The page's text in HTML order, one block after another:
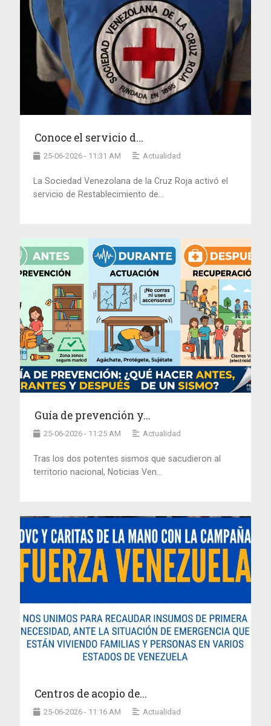
Conoce el servicio d...
25-06-2026 - 11:31 AM Actualidad
La Sociedad Venezolana de la Cruz Roja activó el
servicio de Restablecimiento de...
Guía de prevención y...
25-06-2026 - 11:25 AM Actualidad
Tras los dos potentes sismos que sacudieron al
territorio nacional, Noticias Ven...
Centros de acopio de...
25-06-2026 - 11:16 AM Actualidad